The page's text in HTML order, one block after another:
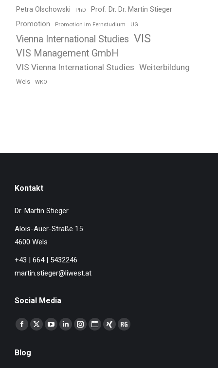
Petra Olschowski PhD Prof. Dr. Dr. Martin Stieger
Promotion Promotion im Fernstudium UG
Vienna International Studies VIS
VIS Management GmbH
VIS Vienna International Studies Weiterbildung
Wels WKO
Kontakt
Dr. Martin Stieger
Alois-Auer-Straße 15
4600 Wels
+43 | 664 | 5432246
martin.stieger@liwest.at
Social Media
Finden Sie uns auf:
Facebook
opens
X
YouTubeLinkedinInstagram
Website
XINGResearchGate
Blog